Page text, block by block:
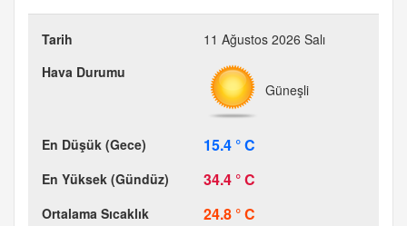
11 Ağustos 2026 Salı
Güneşli
15.4 ° C
34.4 ° C
24.8 ° C